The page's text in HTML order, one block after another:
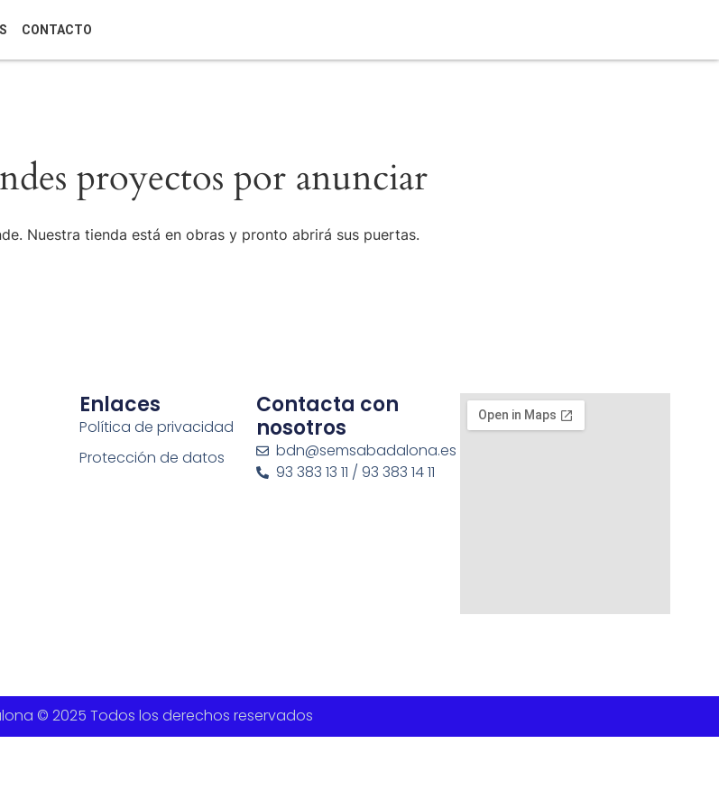
CONTACTO
proyectos por anunciar
Nuestra tienda está en obras y pronto abrirá sus puertas.
Enlaces
Política de privacidad
Protección de datos
Contacta con
nosotros
bdn@semsabadalona.es
93 383 13 11 / 93 383 14 11
© 2025 Todos los derechos reservados